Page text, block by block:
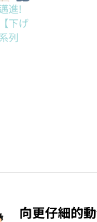
進!
下げ
列
向更仔細的